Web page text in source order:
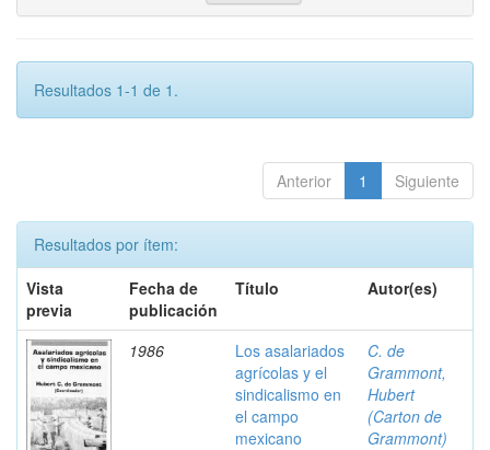
Resultados 1-1 de 1.
Anterior 1 Siguiente
Resultados por ítem:
Vista
previa
Fecha de
publicación
Título Autor(es)
1986
Los asalariados
agrícolas y el
sindicalismo en
el campo
mexicano
C. de
Grammont,
Hubert
(Carton de
Grammont)